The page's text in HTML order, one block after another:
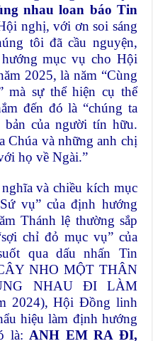
nhau loan báo Tin
nghị, với ơn soi sáng
tôi đã cầu nguyện,
mục vụ cho Hội
2025, là năm “Cùng
mà sự thể hiện cụ thể
đến đó là “chúng ta
của người tín hữu.
và những anh chị
họ về Ngài.”
và chiều kích mục
vụ” của định hướng
Thánh lệ thường sắp
chỉ đỏ mục vụ” của
qua dấu nhấn Tin
NHO MỘT THÂN
NHAU ĐI LÀM
2024), Hội Đồng linh
hiệu làm định hướng
là: ANH EM RA ĐI,